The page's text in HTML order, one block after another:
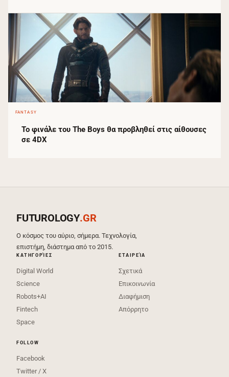
FANTASY
Το φινάλε του The Boys θα προβληθεί στις αίθουσες
σε 4DX
FUTUROLOGY.GR
Ο κόσμος του αύριο, σήμερα. Τεχνολογία,
επιστήμη, διάστημα από το 2015.
ΚΑΤΗΓΟΡΊΕΣ
Digital World
Science
Robots+AI
Fintech
Space
ΕΤΑΙΡΕΊΑ
Σχετικά
Επικοινωνία
Διαφήμιση
Απόρρητο
FOLLOW
Facebook
Twitter / X